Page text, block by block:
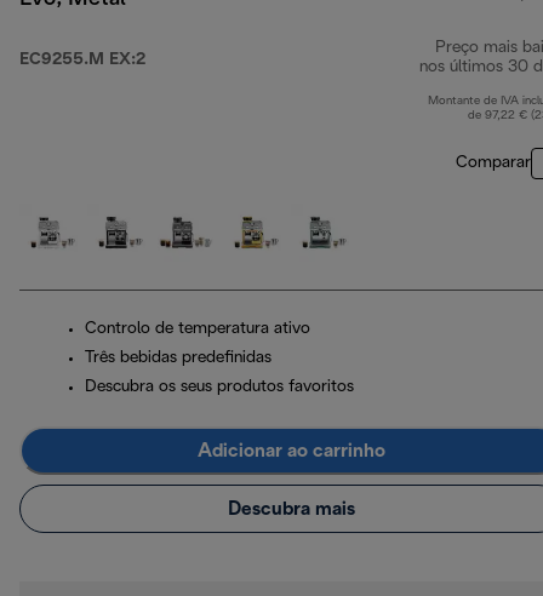
EC9255.M EX:2
Preço mais
nos últimos 30
Montante de IVA
de 97,22 €
Comparar
Controlo de temperatura ativo
Três bebidas predefinidas
Descubra os seus produtos favoritos
Adicionar ao carrinho
Descubra mais